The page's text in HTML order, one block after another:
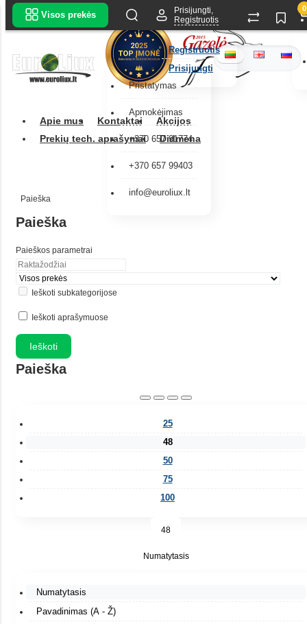
Pristatymas
Apmokėjimas
+370 657 91774
+370 657 99403
info@euroliux.lt
Apie mus Kontaktai
Akcijos
Prekių tech. aprašymai
Didmena
Visos prekės
Prisijungti,
Registruotis
Registruotis
Prisijungti
0
Paieška
Paieška
Paieškos parametrai
Ieškoti subkategorijose
Ieškoti aprašymuose
Paieška
25
48
50
75
100
48
Numatytasis
Numatytasis
Pavadinimas (A - Ž)